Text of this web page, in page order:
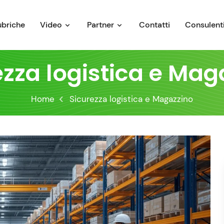
Video Partner Contatti
logistica e
Home Sicurezza logistica e Magazzino